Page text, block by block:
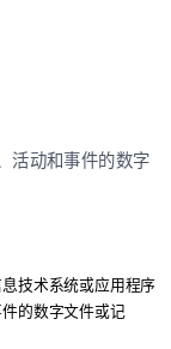
活动和事件的数字
技术系统或应用程序
的数字文件或记